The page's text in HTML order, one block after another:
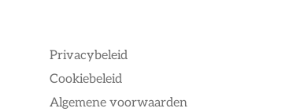
Privacybeleid
Cookiebeleid
Algemene voorwaarden